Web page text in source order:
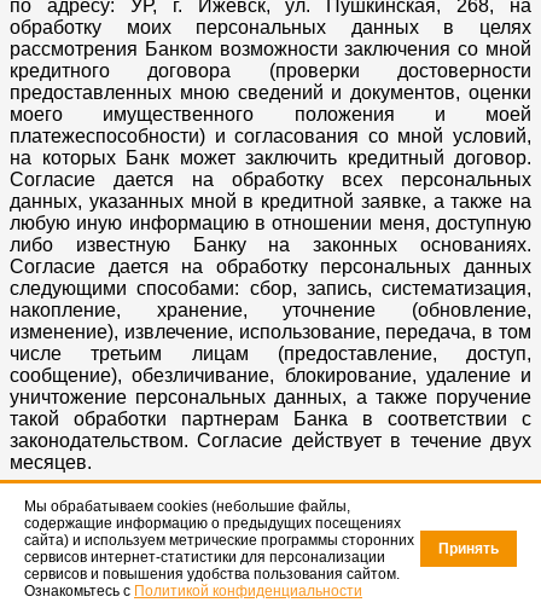
по адресу: УР, г. Ижевск, ул. Пушкинская, 268, на
обработку моих персональных данных в целях
рассмотрения Банком возможности заключения со мной
кредитного договора (проверки достоверности
предоставленных мною сведений и документов, оценки
моего имущественного положения и моей
платежеспособности) и согласования со мной условий,
на которых Банк может заключить кредитный договор.
Согласие дается на обработку всех персональных
данных, указанных мной в кредитной заявке, а также на
любую иную информацию в отношении меня, доступную
либо известную Банку на законных основаниях.
Согласие дается на обработку персональных данных
следующими способами: сбор, запись, систематизация,
накопление, хранение, уточнение (обновление,
изменение), извлечение, использование, передача, в том
числе третьим лицам (предоставление, доступ,
сообщение), обезличивание, блокирование, удаление и
уничтожение персональных данных, а также поручение
такой обработки партнерам Банка в соответствии с
законодательством. Согласие действует в течение двух
месяцев.
Мы обрабатываем cookies (небольшие файлы,
содержащие информацию о предыдущих посещениях
сайта) и используем метрические программы сторонних
сервисов интернет-статистики для персонализации
сервисов и повышения удобства пользования сайтом.
Ознакомьтесь с Политикой конфиденциальности
Принять